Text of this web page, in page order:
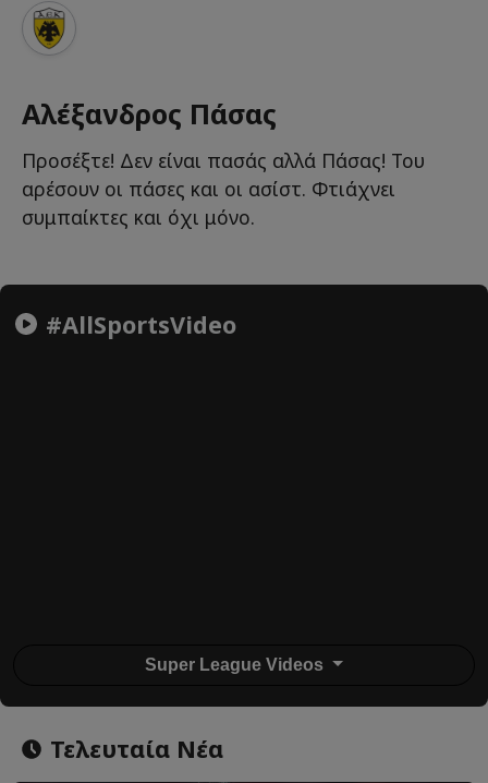
Αλέξανδρος Πάσας
Προσέξτε! Δεν είναι πασάς αλλά Πάσας! Του
αρέσουν οι πάσες και οι ασίστ. Φτιάχνει
συμπαίκτες και όχι μόνο.
#AllSportsVideo
Super League Videos
Τελευταία Νέα